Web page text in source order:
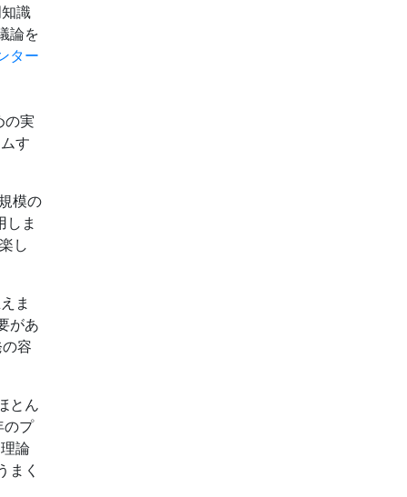
識
論を
ター
の実
す
模の
しま
し
ま
があ
容
とん
のプ
論
まく